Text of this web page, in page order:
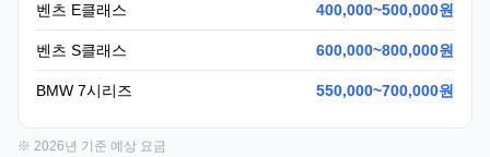
벤츠 E클래스 400,000~500,000원
벤츠 S클래스 600,000~800,000원
BMW 7시리즈 550,000~700,000원
※ 2026년 기준 예상 요금